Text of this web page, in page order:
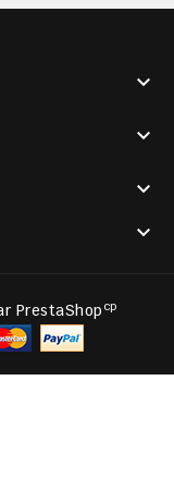




PrestaShop cp